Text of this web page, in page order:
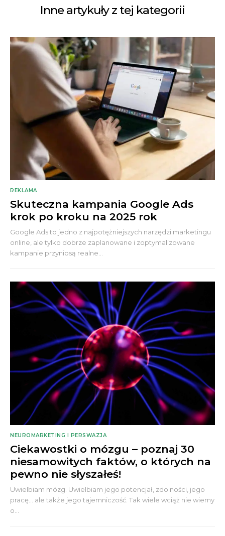
Inne artykuły z tej kategorii
REKLAMA
Skuteczna kampania Google Ads
krok po kroku na 2025 rok
Google Ads to jedno z najpotężniejszych narzędzi marketingu
online, ale tylko dobrze zaplanowane i zoptymalizowane
kampanie przyniosą realne...
NEUROMARKETING I PERSWAZJA
Ciekawostki o mózgu – poznaj 30
niesamowitych faktów, o których na
pewno nie słyszałeś!
Uwielbiam mózg. Uwielbiam jego potencjał, zdolności, jego
pracę... ale także jego tajemniczość. Tak wiele wciąż nie wiemy
o...